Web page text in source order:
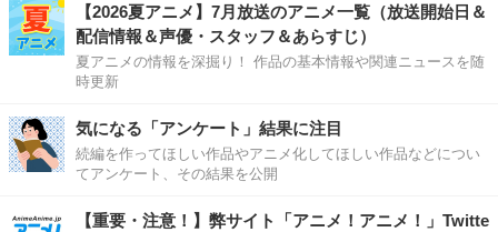
【2026夏アニメ】7月放送のアニメ一覧（放送開始日＆
配信情報＆声優・スタッフ＆あらすじ）
夏アニメの情報を深掘り！ 作品の基本情報や関連ニュースを随
時更新
気になる「アンケート」結果に注目
続編を作ってほしい作品やアニメ化してほしい作品などについ
てアンケート、その結果を公開
【重要・注意！】弊サイト「アニメ！アニメ！」Twitte